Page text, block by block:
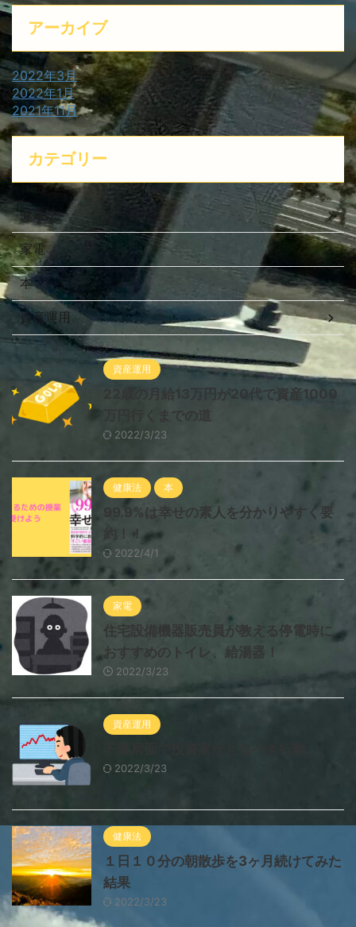
アーカイブ
2022年3月
2022年1月
2021年11月
カテゴリー
健康法
家電
本
資産運用
資産運用
22歳の月給13万円が20代で資産1000
万円行くまでの道
2022/3/23
健康法 本
99.9%は幸せの素人を分かりやすく要
2022/4/1
家電
住宅設備機器販売員が教える停電時に
おすすめのトイレ、給湯器！
2022/3/23
資産運用
2022/3/23
健康法
１日１０分の朝散歩を3ヶ月続けてみた
結果
2022/3/23